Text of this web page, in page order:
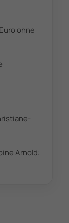
ohne
Arnold: